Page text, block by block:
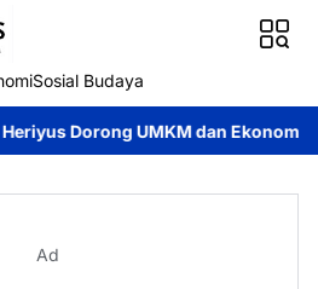
Sosial Budaya
UMKM dan Ekonomi Lokal
Ad